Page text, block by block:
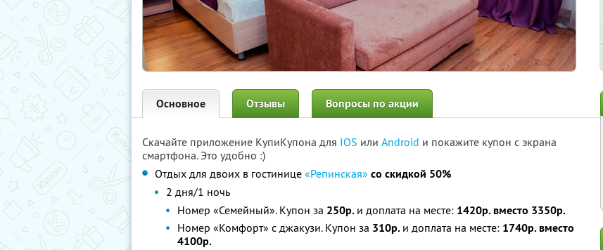
Основное Отзывы Вопросы по акции
Скачайте приложение КупиКупона для IOS или Android и покажите купон с экрана
смартфона. Это удобно :)
Отдых для двоих в гостинице «Репинская» со скидкой 50%
2 дня/1 ночь
Номер «Семейный». Купон за 250р. и доплата на месте: 1420р. вместо 3350р.
Номер «Комфорт» с джакузи. Купон за 310р. и доплата на месте: 1740р. вместо
4100р.